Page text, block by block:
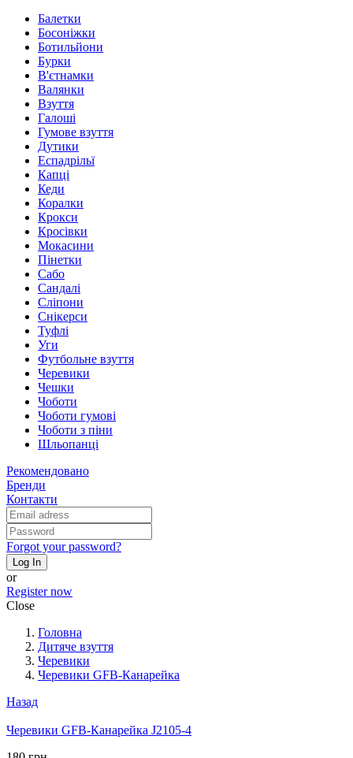
Балетки
Босоніжки
Ботильйони
Бурки
В'єтнамки
Валянки
Взуття
Галоші
Гумове взуття
Дутики
Еспадрільї
Капці
Кеди
Коралки
Крокси
Кросівки
Мокасини
Пінетки
Сабо
Сандалі
Сліпони
Снікерси
Туфлі
Уги
Футбольне взуття
Черевики
Чешки
Чоботи
Чоботи гумові
Чоботи з піни
Шльопанці
Рекомендовано
Бренди
Контакти
Forgot your password?
Log In
or
Register now
Close
Головна
Дитяче взуття
Черевики
Черевики GFB-Канарейка
Назад
Черевики GFB-Канарейка J2105-4